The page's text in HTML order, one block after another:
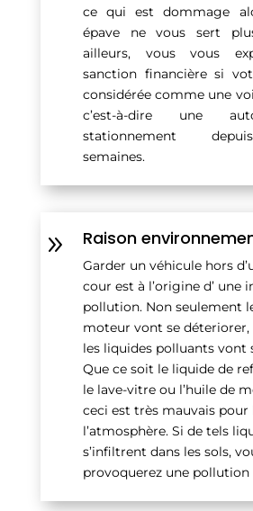
ce qui est dommage
épave ne vous sert
ailleurs, vous vous
sanction financière si
considérée comme une
c’est-à-dire une
stationnement
semaines.
9 Raison
Garder un véhicule hors
cour est à l’origine d’ une
pollution. Non seulement
moteur vont se déteriorer,
les liquides polluants vont
Que ce soit le liquide de
le lave-vitre ou l’huile de
ceci est très mauvais pour
l’atmosphère. Si de tels
s’infiltrent dans les sols,
provoquerez une pollution